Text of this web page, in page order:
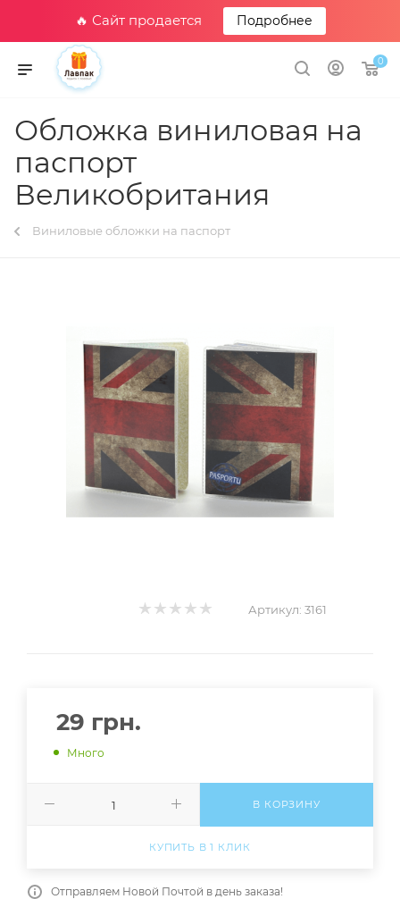
🔥 Сайт продается Подробнее
0
Обложка виниловая на
паспорт
Великобритания
Виниловые обложки на паспорт
Артикул: 3161
29 грн.
Много
В КОРЗИНУ
КУПИТЬ В 1 КЛИК
Отправляем Новой Почтой в день заказа!